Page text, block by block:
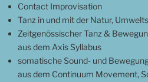
Contact Improvisation
Tanz in und mit der Natur,
Zeitgenössischer Tanz &
aus dem Axis Syllabus
somatische Sound- und
aus dem Continuum Movement,